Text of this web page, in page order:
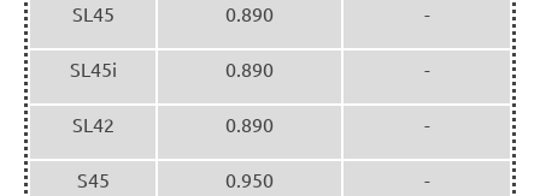
SL45 0.890 -
SL45i 0.890 -
SL42 0.890 -
S45 0.950 -